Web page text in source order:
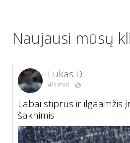
Naujausi mūsų
Lukas D.
49 min ·
Labai stiprus ir ilgaamžis
šaknimis